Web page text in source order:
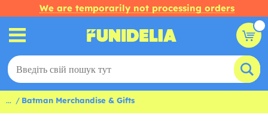
We are temporarily not processing orders
... Batman Merchandise & Gifts